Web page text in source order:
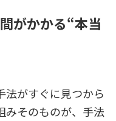
がかかる“本当
法がすぐに見つから
みそのものが、手法